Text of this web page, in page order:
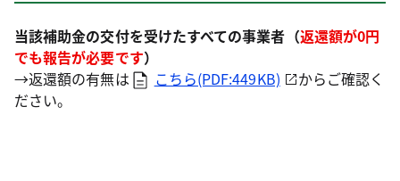
当該補助金の交付を受けたすべての事業者（返還額が0円
でも報告が必要です）
→返還額の有無は
こちら(PDF:449KB)
からご確認く
ださい。